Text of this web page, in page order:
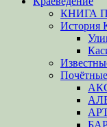
КНИГА
История